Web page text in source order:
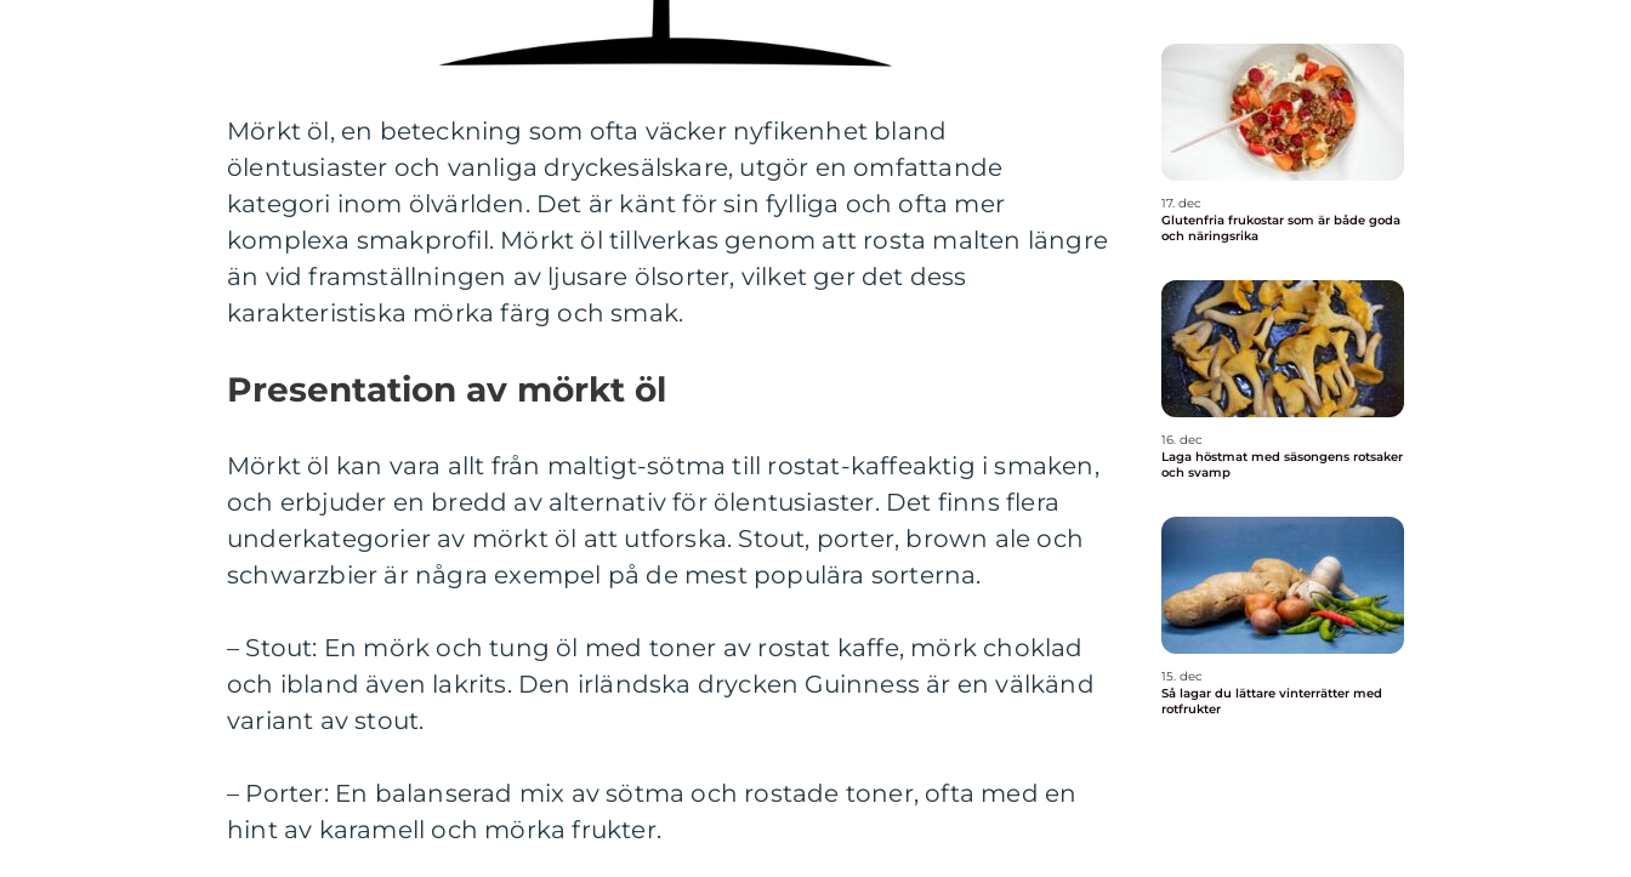
Mörkt öl, en beteckning som ofta väcker nyfikenhet bland
ölentusiaster och vanliga dryckesälskare, utgör en omfattande
kategori inom ölvärlden. Det är känt för sin fylliga och ofta mer
komplexa smakprofil. Mörkt öl tillverkas genom att rosta malten längre
än vid framställningen av ljusare ölsorter, vilket ger det dess
karakteristiska mörka färg och smak.
Presentation av mörkt öl
Mörkt öl kan vara allt från maltigt-sötma till rostat-kaffeaktig i smaken,
och erbjuder en bredd av alternativ för ölentusiaster. Det finns flera
underkategorier av mörkt öl att utforska. Stout, porter, brown ale och
schwarzbier är några exempel på de mest populära sorterna.
– Stout: En mörk och tung öl med toner av rostat kaffe, mörk choklad
och ibland även lakrits. Den irländska drycken Guinness är en välkänd
variant av stout.
– Porter: En balanserad mix av sötma och rostade toner, ofta med en
hint av karamell och mörka frukter.
17. dec
Glutenfria frukostar som är både goda
och näringsrika
16. dec
Laga höstmat med säsongens rotsaker
och svamp
15. dec
Så lagar du lättare vinterrätter med
rotfrukter